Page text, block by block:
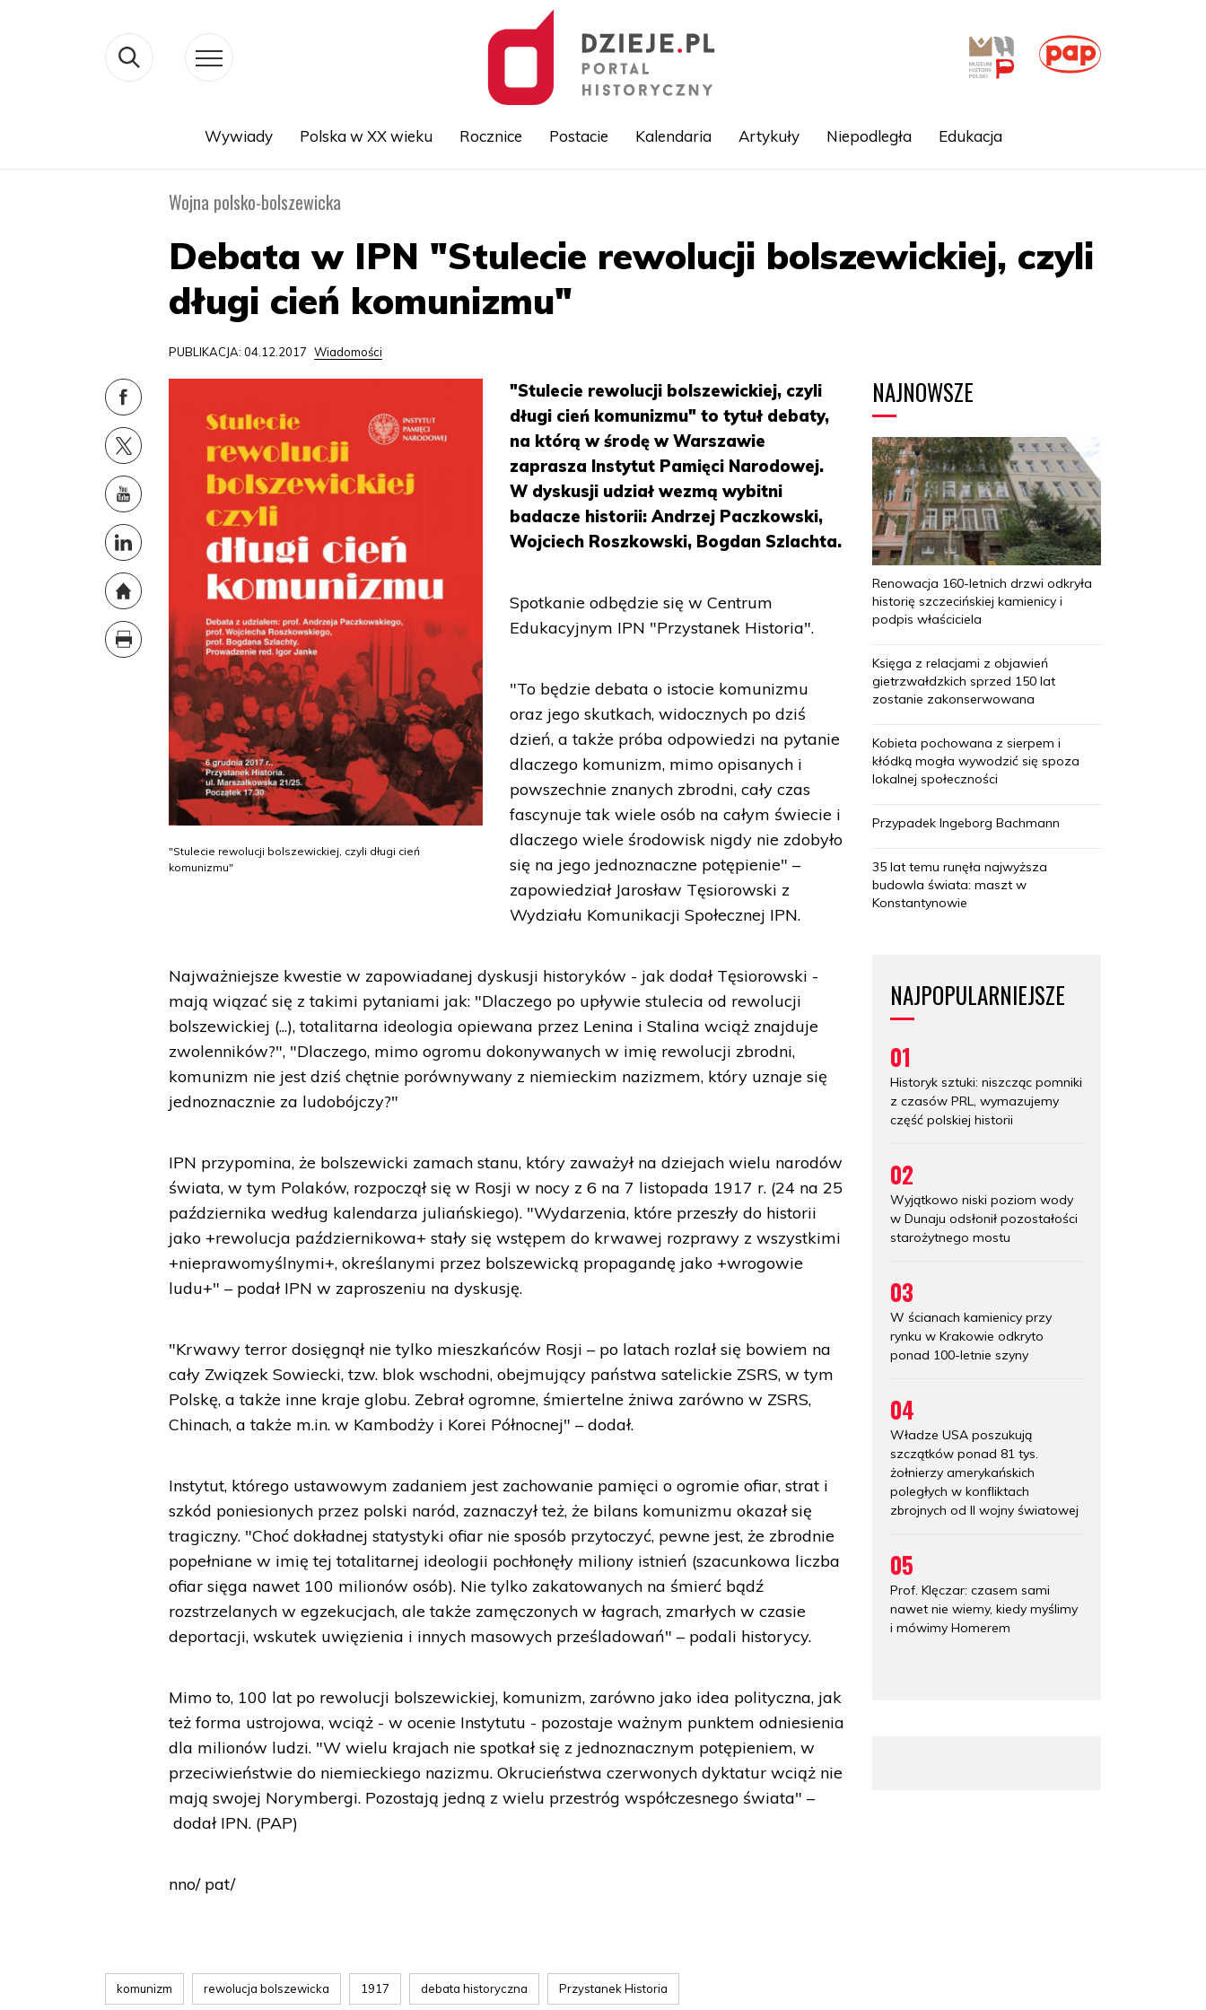
Wywiady Polska w XX wieku Rocznice Postacie Kalendaria Artykuły Niepodległa Edukacja
Wojna polsko-bolszewicka
Debata w IPN "Stulecie rewolucji bolszewickiej, czyli
długi cień komunizmu"
PUBLIKACJA: 04.12.2017 Wiadomości
"Stulecie rewolucji bolszewickiej, czyli długi cień
komunizmu"
"Stulecie rewolucji bolszewickiej, czyli
długi cień komunizmu" to tytuł debaty,
na którą w środę w Warszawie
zaprasza Instytut Pamięci Narodowej.
W dyskusji udział wezmą wybitni
badacze historii: Andrzej Paczkowski,
Wojciech Roszkowski, Bogdan Szlachta.
Spotkanie odbędzie się w Centrum
Edukacyjnym IPN "Przystanek Historia".
"To będzie debata o istocie komunizmu
oraz jego skutkach, widocznych po dziś
dzień, a także próba odpowiedzi na pytanie
dlaczego komunizm, mimo opisanych i
powszechnie znanych zbrodni, cały czas
fascynuje tak wiele osób na całym świecie i
dlaczego wiele środowisk nigdy nie zdobyło
się na jego jednoznaczne potępienie" –
zapowiedział Jarosław Tęsiorowski z
Wydziału Komunikacji Społecznej IPN.
Najważniejsze kwestie w zapowiadanej dyskusji historyków - jak dodał Tęsiorowski -
mają wiązać się z takimi pytaniami jak: "Dlaczego po upływie stulecia od rewolucji
bolszewickiej (...), totalitarna ideologia opiewana przez Lenina i Stalina wciąż znajduje
zwolenników?", "Dlaczego, mimo ogromu dokonywanych w imię rewolucji zbrodni,
komunizm nie jest dziś chętnie porównywany z niemieckim nazizmem, który uznaje się
jednoznacznie za ludobójczy?"
IPN przypomina, że bolszewicki zamach stanu, który zaważył na dziejach wielu narodów
świata, w tym Polaków, rozpoczął się w Rosji w nocy z 6 na 7 listopada 1917 r. (24 na 25
października według kalendarza juliańskiego). "Wydarzenia, które przeszły do historii
jako +rewolucja październikowa+ stały się wstępem do krwawej rozprawy z wszystkimi
+nieprawomyślnymi+, określanymi przez bolszewicką propagandę jako +wrogowie
ludu+" – podał IPN w zaproszeniu na dyskusję.
"Krwawy terror dosięgnął nie tylko mieszkańców Rosji – po latach rozlał się bowiem na
cały Związek Sowiecki, tzw. blok wschodni, obejmujący państwa satelickie ZSRS, w tym
Polskę, a także inne kraje globu. Zebrał ogromne, śmiertelne żniwa zarówno w ZSRS,
Chinach, a także m.in. w Kambodży i Korei Północnej" – dodał.
Instytut, którego ustawowym zadaniem jest zachowanie pamięci o ogromie ofiar, strat i
szkód poniesionych przez polski naród, zaznaczył też, że bilans komunizmu okazał się
tragiczny. "Choć dokładnej statystyki ofiar nie sposób przytoczyć, pewne jest, że zbrodnie
popełniane w imię tej totalitarnej ideologii pochłonęły miliony istnień (szacunkowa liczba
ofiar sięga nawet 100 milionów osób). Nie tylko zakatowanych na śmierć bądź
rozstrzelanych w egzekucjach, ale także zamęczonych w łagrach, zmarłych w czasie
deportacji, wskutek uwięzienia i innych masowych prześladowań" – podali historycy.
Mimo to, 100 lat po rewolucji bolszewickiej, komunizm, zarówno jako idea polityczna, jak
też forma ustrojowa, wciąż - w ocenie Instytutu - pozostaje ważnym punktem odniesienia
dla milionów ludzi. "W wielu krajach nie spotkał się z jednoznacznym potępieniem, w
przeciwieństwie do niemieckiego nazizmu. Okrucieństwa czerwonych dyktatur wciąż nie
mają swojej Norymbergi. Pozostają jedną z wielu przestróg współczesnego świata" –
dodał IPN. (PAP)
nno/ pat/
komunizm rewolucja bolszewicka 1917 debata historyczna Przystanek Historia
NAJNOWSZE
Renowacja 160-letnich drzwi odkryła
historię szczecińskiej kamienicy i
podpis właściciela
Księga z relacjami z objawień
gietrzwałdzkich sprzed 150 lat
zostanie zakonserwowana
Kobieta pochowana z sierpem i
kłódką mogła wywodzić się spoza
lokalnej społeczności
Przypadek Ingeborg Bachmann
35 lat temu runęła najwyższa
budowla świata: maszt w
Konstantynowie
NAJPOPULARNIEJSZE
01
Historyk sztuki: niszcząc pomniki
z czasów PRL, wymazujemy
część polskiej historii
02
Wyjątkowo niski poziom wody
w Dunaju odsłonił pozostałości
starożytnego mostu
03
W ścianach kamienicy przy
rynku w Krakowie odkryto
ponad 100-letnie szyny
04
Władze USA poszukują
szczątków ponad 81 tys.
żołnierzy amerykańskich
poległych w konfliktach
zbrojnych od II wojny światowej
05
Prof. Klęczar: czasem sami
nawet nie wiemy, kiedy myślimy
i mówimy Homerem